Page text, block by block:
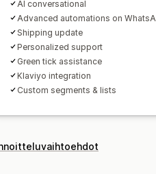
AI conversational
Advanced automations on
Shipping update
Personalized support
Green tick assistance
Klaviyo integration
Custom segments & lists